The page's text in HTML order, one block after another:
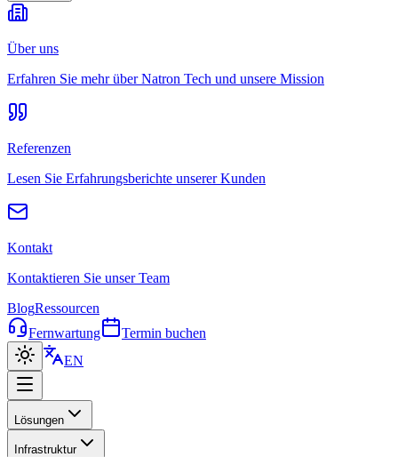
Über uns
Erfahren Sie mehr über Natron Tech und unsere Mission
Referenzen
Lesen Sie Erfahrungsberichte unserer Kunden
Kontakt
Kontaktieren Sie unser Team
BlogRessourcen
Fernwartung
Termin buchen
EN
Lösungen
Infrastruktur